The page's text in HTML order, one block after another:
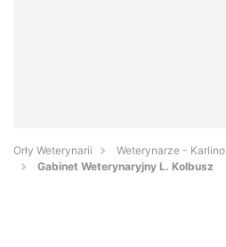
Orły Weterynarii
Weterynarze - Karlino
Gabinet Weterynaryjny L. Kolbusz